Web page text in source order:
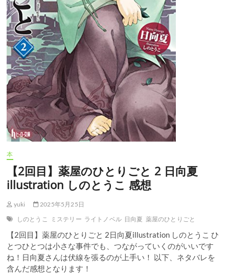
ー
ド
30
「聞
け
ば
爽
快！？
空
海！」
感
本
【2回目】薬屋のひとりごと 2 日向夏
illustration しのとうこ 感想
yuki
2025年5月25日
しのとうこ
ミステリー ライトノベル 日向夏 薬屋のひとりごと
【2回目】薬屋のひとりごと 2日向夏illustration しのとうこ ひ
とつひとつは小さな事件でも、つながっていくのがいいです
ね！日向夏さんは伏線を張るのが上手い！ 以下、ネタバレを
含んだ感想となります！